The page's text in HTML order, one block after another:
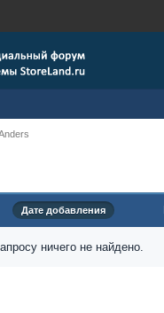
Дате добавления
ничего не найдено.